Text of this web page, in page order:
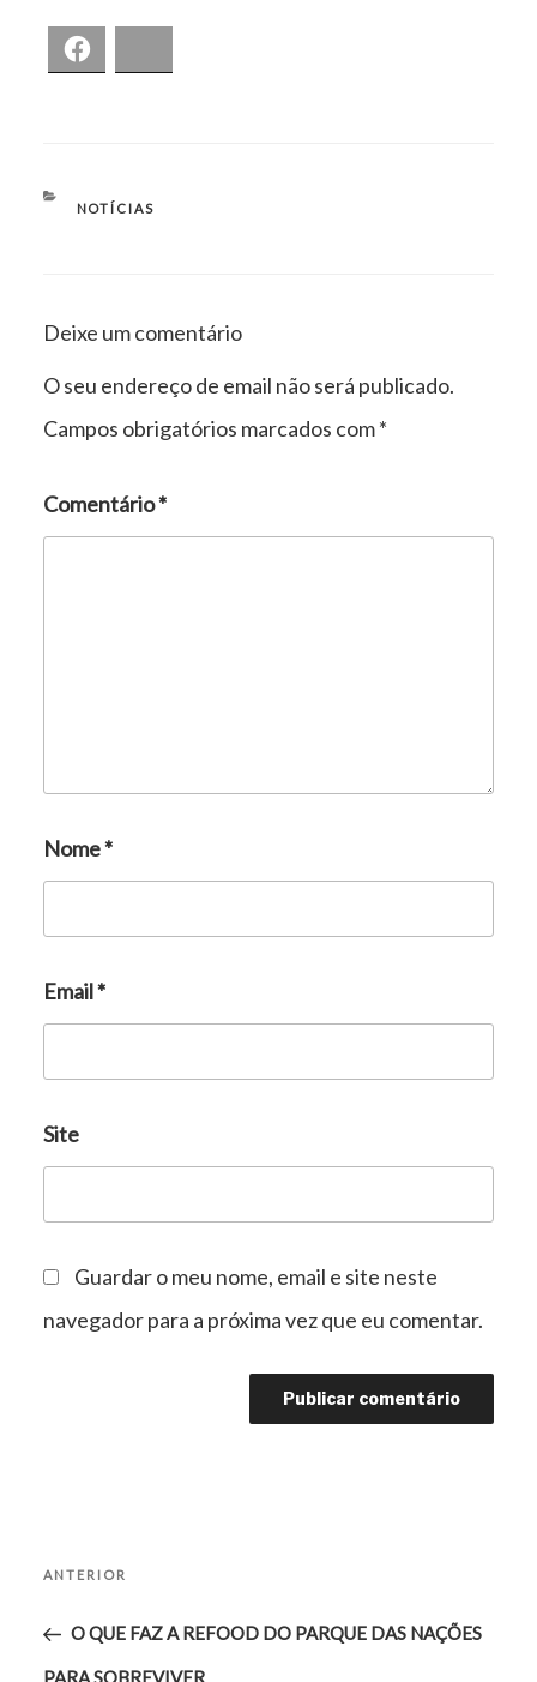
CATEGORIAS
NOTÍCIAS
Deixe um comentário
O seu endereço de email não será publicado.
Campos obrigatórios marcados com*
Comentário*
Nome*
Email*
Site
Guardar o meu nome, email e site neste
navegador para a próxima vez que eu comentar.
de
Conteúdo
ANTERIOR
O QUE FAZ A REFOOD DO PARQUE DAS NAÇÕES
PARA SOBREVIVER